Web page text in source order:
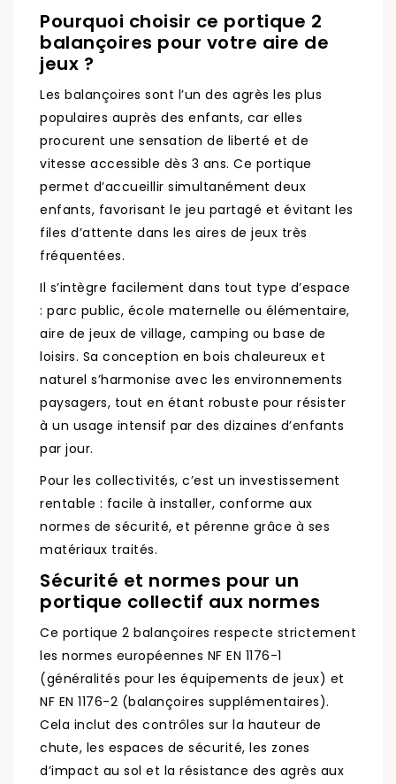
Pourquoi choisir ce portique 2
balançoires pour votre aire de
jeux ?
Les balançoires sont l’un des agrès les plus
populaires auprès des enfants, car elles
procurent une sensation de liberté et de
vitesse accessible dès 3 ans. Ce portique
permet d’accueillir simultanément deux
enfants, favorisant le jeu partagé et évitant les
files d’attente dans les aires de jeux très
fréquentées.
Il s’intègre facilement dans tout type d’espace
: parc public, école maternelle ou élémentaire,
aire de jeux de village, camping ou base de
loisirs. Sa conception en bois chaleureux et
naturel s’harmonise avec les environnements
paysagers, tout en étant robuste pour résister
à un usage intensif par des dizaines d’enfants
par jour.
Pour les collectivités, c’est un investissement
rentable : facile à installer, conforme aux
normes de sécurité, et pérenne grâce à ses
matériaux traités.
Sécurité et normes pour un
portique collectif aux normes
Ce portique 2 balançoires respecte strictement
les normes européennes NF EN 1176-1
(généralités pour les équipements de jeux) et
NF EN 1176-2 (balançoires supplémentaires).
Cela inclut des contrôles sur la hauteur de
chute, les espaces de sécurité, les zones
d’impact au sol et la résistance des agrès aux